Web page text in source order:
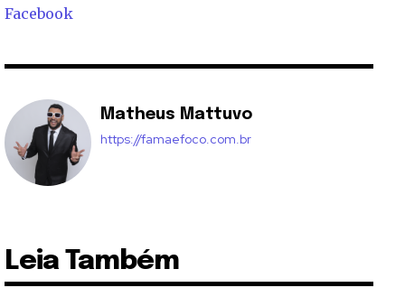
Facebook
Matheus Mattuvo
https://famaefoco.com.br
Leia Também